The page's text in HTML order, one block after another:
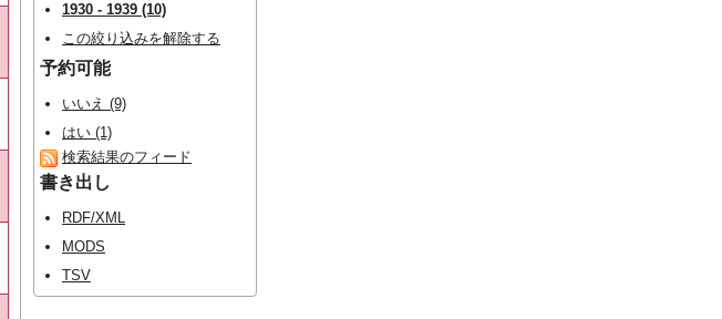
1930 - 1939 (10)
この絞り込みを解除する
予約可能
いいえ (9)
はい (1)
検索結果のフィード
書き出し
RDF/XML
MODS
TSV